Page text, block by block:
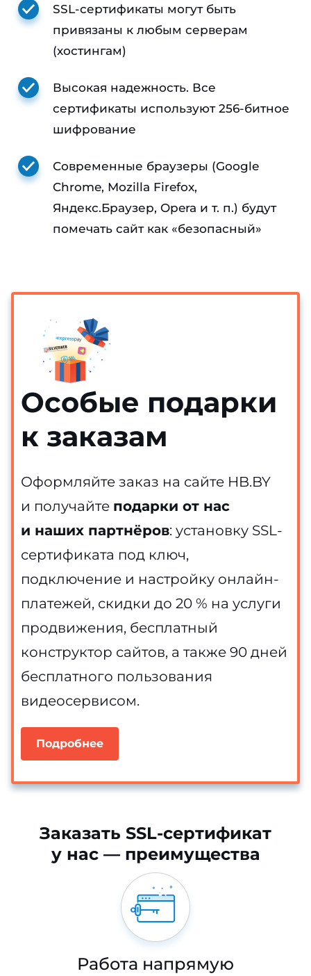
SSL-сертификаты могут быть
привязаны к любым серверам
(хостингам)
Высокая надежность. Все
сертификаты используют 256-битное
шифрование
Современные браузеры (Google
Chrome, Mozilla Firefox,
Яндекс.Браузер, Opera и т. п.) будут
помечать сайт как «безопасный»
Особые подарки
к заказам
Оформляйте заказ на сайте HB.BY
и получайте подарки от нас
и наших партнёров: установку SSL-
сертификата под ключ,
подключение и настройку онлайн-
платежей, скидки до 20 % на услуги
продвижения, бесплатный
конструктор сайтов, а также 90 дней
бесплатного пользования
видеосервисом.
Подробнее
Заказать SSL-сертификат
у нас — преимущества
Работа напрямую